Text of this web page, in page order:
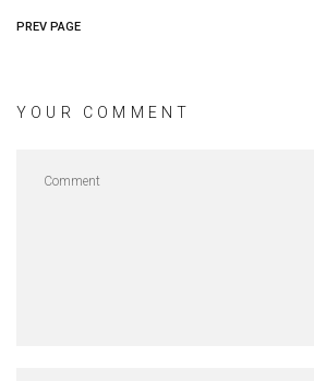
PREV PAGE
YOUR COMMENT